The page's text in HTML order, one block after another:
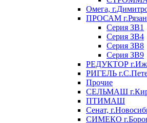
Омега,
ПРОСАМ
Серия ЗВ1
Серия ЗВ4
Серия ЗВ8
Серия ЗВ9
РЕДУКТОР
РИГЕЛЬ
Прочие
СЕЛЬМАШ
ПТИМАШ
Сенат,
СИМЕКО